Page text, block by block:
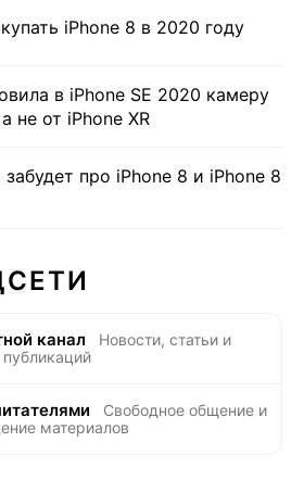
iPhone 8 в 2020 году
в iPhone SE 2020 камеру
не от iPhone XR
про iPhone 8 и iPhone 8
канал
Новости, статьи и
Свободное общение и
материалов